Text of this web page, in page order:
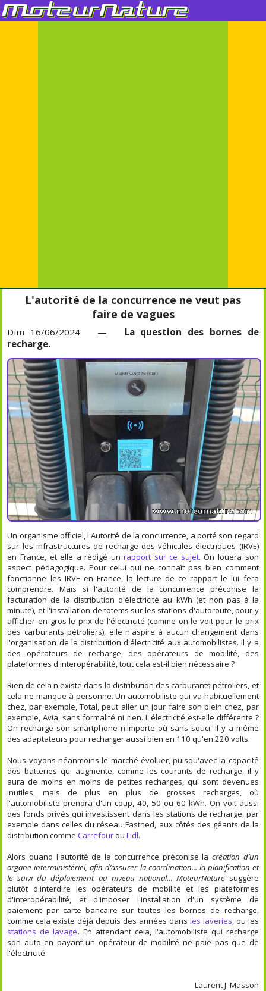
L'autorité de la concurrence ne veut pas
faire de vagues
Dim 16/06/2024 — La question des bornes de
recharge.
Un organisme officiel, l'Autorité de la concurrence, a porté son regard
sur les infrastructures de recharge des véhicules électriques (IRVE)
en France, et elle a rédigé unrapport sur ce sujet. On louera son
aspect pédagogique. Pour celui qui ne connaît pas bien comment
fonctionne les IRVE en France, la lecture de ce rapport le lui fera
comprendre. Mais si l'autorité de la concurrence préconise la
facturation de la distribution d'électricité au kWh (et non pas à la
minute), et l'installation de totems sur les stations d'autoroute, pour y
afficher en gros le prix de l'électricité (comme on le voit pour le prix
des carburants pétroliers), elle n'aspire à aucun changement dans
l'organisation de la distribution d'électricité aux automobilistes. Il y a
des opérateurs de recharge, des opérateurs de mobilité, des
plateformes d'interopérabilité, tout cela est-il bien nécessaire ?
Rien de cela n'existe dans la distribution des carburants pétroliers, et
cela ne manque à personne. Un automobiliste qui va habituellement
chez, par exemple, Total, peut aller un jour faire son plein chez, par
exemple, Avia, sans formalité ni rien. L'électricité est-elle différente ?
On recharge son smartphone n'importe où sans souci. Il y a même
des adaptateurs pour recharger aussi bien en 110 qu'en 220 volts.
Nous voyons néanmoins le marché évoluer, puisqu'avec la capacité
des batteries qui augmente, comme les courants de recharge, il y
aura de moins en moins de petites recharges, qui sont devenues
inutiles, mais de plus en plus de grosses recharges, où
l'automobiliste prendra d'un coup, 40, 50 ou 60 kWh. On voit aussi
des fonds privés qui investissent dans les stations de recharge, par
exemple dans celles du réseau Fastned, aux côtés des géants de la
distribution commeCarrefourouLidl.
Alors quand l'autorité de la concurrence préconise la création d’un
organe interministériel, afin d’assurer la coordination... la planification et
le suivi du déploiement au niveau national... MoteurNature suggère
plutôt d'interdire les opérateurs de mobilité et les plateformes
d'interopérabilité, et d'imposer l'installation d'un système de
paiement par carte bancaire sur toutes les bornes de recharge,
comme cela existe déjà depuis des années dans les laveries, ou les
stations de lavage. En attendant cela, l'automobiliste qui recharge
son auto en payant un opérateur de mobilité ne paie pas que de
l'électricité.
Laurent J. Masson